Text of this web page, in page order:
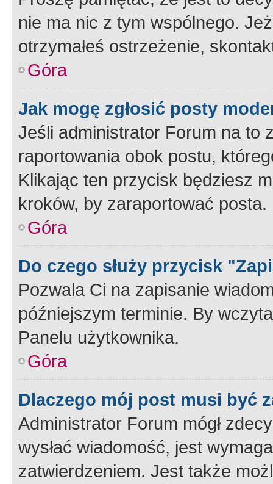
nie ma nic z tym wspólnego.
otrzymałeś ostrzeżenie,
Góra
Jak mogę zgłosić posty
Jeśli administrator Forum na to
raportowania obok postu,
Klikając ten przycisk będziesz
kroków, by zaraportować posta.
Góra
Do czego służy przycisk
Pozwala Ci na zapisanie
późniejszym terminie. By
Panelu użytkownika.
Góra
Dlaczego mój post musi być
Administrator Forum mógł
wysłać wiadomość, jest
zatwierdzeniem. Jest także